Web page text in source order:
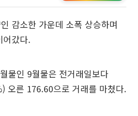
감소한 가운데 소폭 상승하며
어갔다.
물인 9월물은 전거래일보다
오른 176.60으로 거래를 마쳤다.